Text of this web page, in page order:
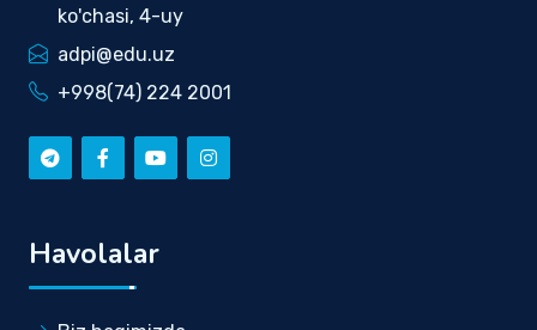
ko'chasi, 4-uy
adpi@edu.uz
+998(74) 224 2001
Havolalar